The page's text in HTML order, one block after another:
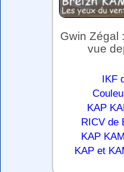
Gwin Zégal
vue
IKF
KAP
RICV de
KAP
KAP et